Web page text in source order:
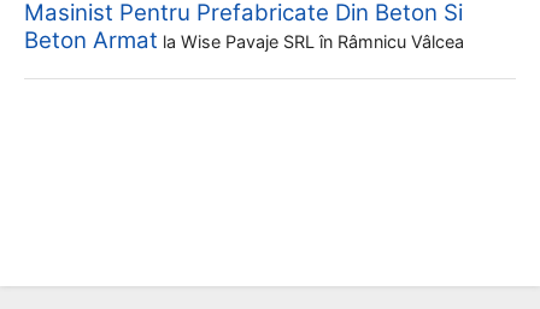
Masinist Pentru Prefabricate Din Beton Si
Beton Armat la Wise Pavaje SRL în Râmnicu Vâlcea